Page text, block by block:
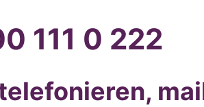
111 0 222